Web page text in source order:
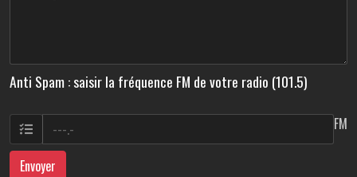
Anti Spam : saisir la fréquence FM de votre radio (101.5)
FM
Envoyer